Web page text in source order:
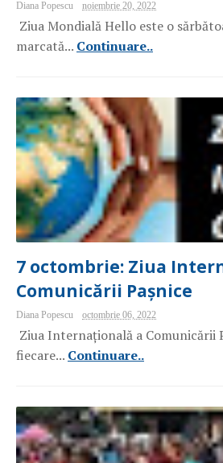
Diana Popescu noiembrie 20, 2022
Ziua Mondială Hello este o
marcată... Continuare..
7 octombrie: Ziua
Comunicării Pașnice
Diana Popescu octombrie 06, 2022
Ziua Internațională a Comunicării
fiecare... Continuare..